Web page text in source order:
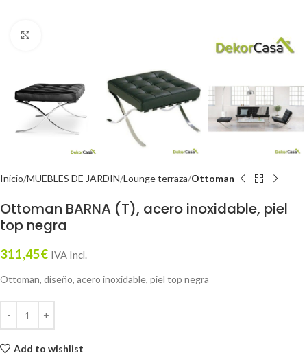
Inicio MUEBLES DE JARDIN Lounge terraza Ottoman
Ottoman BARNA (T), acero inoxidable, piel
top negra
311,45€ IVA Incl.
Ottoman, diseño, acero inoxidable, piel top negra
Add to wishlist